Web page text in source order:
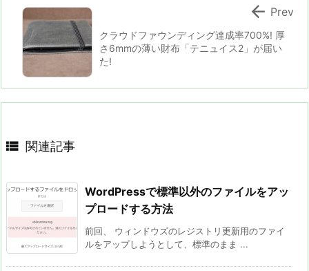
クラウドファウンディング達成率700%! 厚
さ6mmの薄い財布「テニュイス2」が届い
た!
 Prev
 関連記事
WordPressで標準以外のファイルをアッ
プロードする方法
前回、 ウィンドウズのレジストリ更新用のファイ
ルをアップしようとして、標準のまま ...